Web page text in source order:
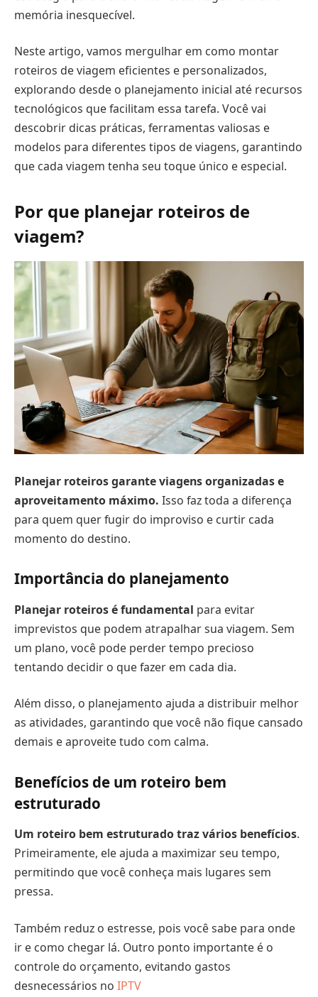
memória inesquecível.
Neste artigo, vamos mergulhar em como montar
roteiros de viagem eficientes e personalizados,
explorando desde o planejamento inicial até recursos
tecnológicos que facilitam essa tarefa. Você vai
descobrir dicas práticas, ferramentas valiosas e
modelos para diferentes tipos de viagens, garantindo
que cada viagem tenha seu toque único e especial.
Por que planejar roteiros de
viagem?
Planejar roteiros garante viagens organizadas e
aproveitamento máximo. Isso faz toda a diferença
para quem quer fugir do improviso e curtir cada
momento do destino.
Importância do planejamento
Planejar roteiros é fundamental para evitar
imprevistos que podem atrapalhar sua viagem. Sem
um plano, você pode perder tempo precioso
tentando decidir o que fazer em cada dia.
Além disso, o planejamento ajuda a distribuir melhor
as atividades, garantindo que você não fique cansado
demais e aproveite tudo com calma.
Benefícios de um roteiro bem
estruturado
Um roteiro bem estruturado traz vários benefícios.
Primeiramente, ele ajuda a maximizar seu tempo,
permitindo que você conheça mais lugares sem
pressa.
Também reduz o estresse, pois você sabe para onde
ir e como chegar lá. Outro ponto importante é o
controle do orçamento, evitando gastos
desnecessários no IPTV